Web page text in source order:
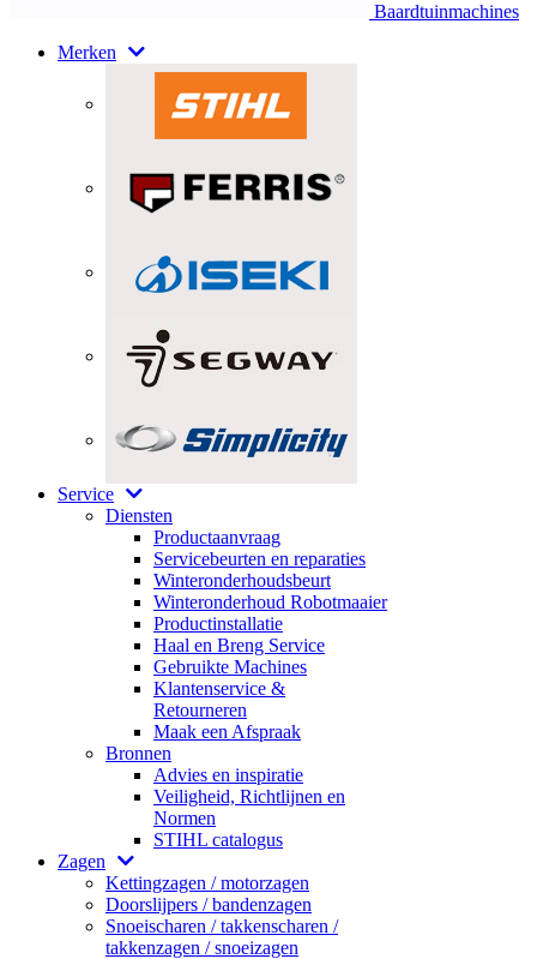
Baardtuinmachines
Merken
Service
Diensten
Productaanvraag
Servicebeurten en reparaties
Winteronderhoudsbeurt
Winteronderhoud Robotmaaier
Productinstallatie
Haal en Breng Service
Gebruikte Machines
Klantenservice &
Retourneren
Maak een Afspraak
Bronnen
Advies en inspiratie
Veiligheid, Richtlijnen en
Normen
STIHL catalogus
Zagen
Kettingzagen / motorzagen
Doorslijpers / bandenzagen
Snoeischaren / takkenscharen /
takkenzagen / snoeizagen